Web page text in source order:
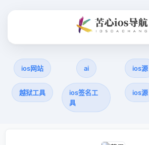
ios网站 ai ios源
越狱工具
ios签名工
具
ios源